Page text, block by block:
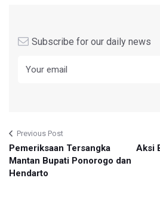
Subscribe for our daily news
Previous Post
Pemeriksaan Tersangka
Mantan Bupati Ponorogo dan
Hendarto
Aksi